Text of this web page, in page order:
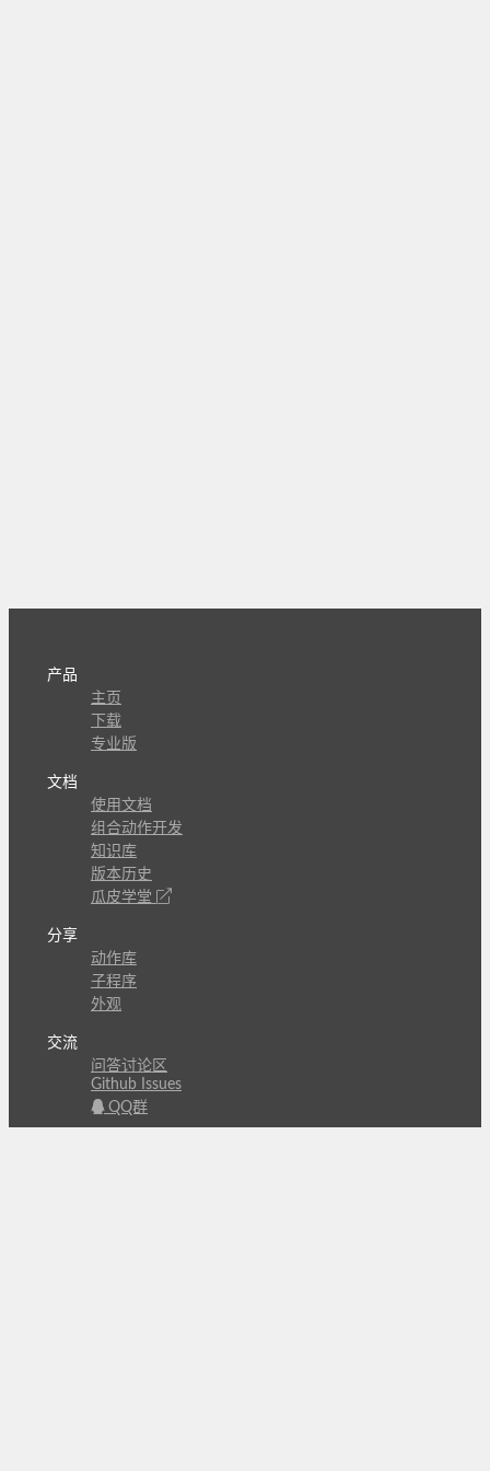
产品
主页
下载
专业版
文档
使用文档
组合动作开发
知识库
版本历史
瓜皮学堂
分享
动作库
子程序
外观
交流
问答讨论区
Github Issues
QQ群